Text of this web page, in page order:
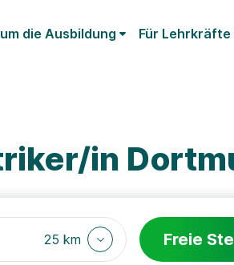
die Ausbildung Für Lehrkräfte
in
25 km Freie